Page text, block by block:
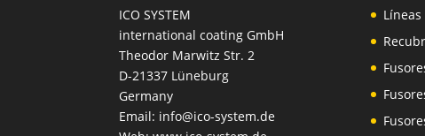
ICO SYSTEM
international coating GmbH
Theodor Marwitz Str. 2
D-21337 Lüneburg
Germany
Email: info@ico-system.de